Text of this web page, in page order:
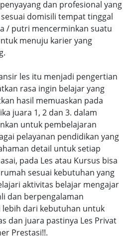
dan profesional yang
domisili tempat tinggal
/ putri mencerminkan suatu
menuju karier yang
les itu menjadi pengertian
rasa ingin belajar yang
hasil memuaskan pada
juara 1, 2 dan 3. dalam
untuk pembelajaran
pelayanan pendidikan yang
detail untuk setiap
pada Les atau Kursus bisa
sesuai kebutuhan yang
aktivitas belajar mengajar
dan berpengalaman
dari kebutuhan untuk
dan juara pastinya Les Privat
Prestasi!!.